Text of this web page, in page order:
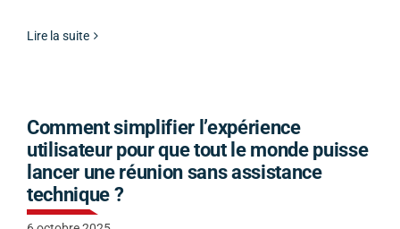
Lire la suite
Comment simplifier l’expérience
utilisateur pour que tout le monde puisse
lancer une réunion sans assistance
technique ?
Envoyez nous un email
Nous vous